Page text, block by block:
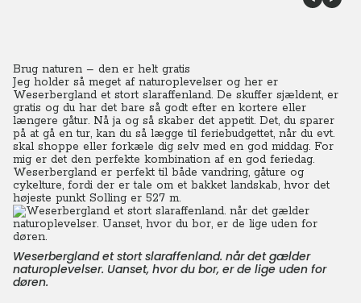
Brug naturen – den er helt gratis
Jeg holder så meget af naturoplevelser og her er
Weserbergland et stort slaraffenland. De skuffer sjældent, er
gratis og du har det bare så godt efter en kortere eller
længere gåtur. Nå ja og så skaber det appetit. Det, du sparer
på at gå en tur, kan du så lægge til feriebudgettet, når du evt.
skal shoppe eller forkæle dig selv med en god middag. For
mig er det den perfekte kombination af en god feriedag.
Weserbergland er perfekt til både vandring, gåture og
cykelture, fordi der er tale om et bakket landskab, hvor det
højeste punkt Solling er 527 m.
Weserbergland et stort slaraffenland. når det gælder
naturoplevelser. Uanset, hvor du bor, er de lige uden for
døren.